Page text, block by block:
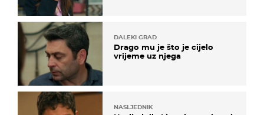
DALEKI GRAD
Drago mu je što je cijelo
vrijeme uz njega
NASLJEDNIK